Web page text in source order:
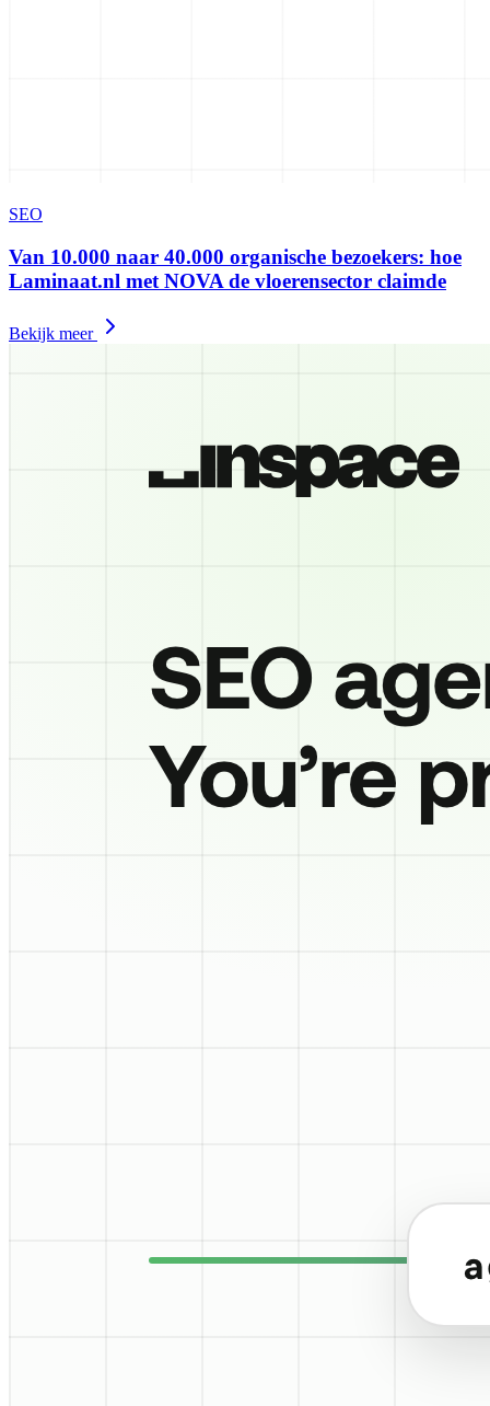
SEO
Van 10.000 naar 40.000 organische bezoekers: hoe
Laminaat.nl met NOVA de vloerensector claimde
Bekijk meer